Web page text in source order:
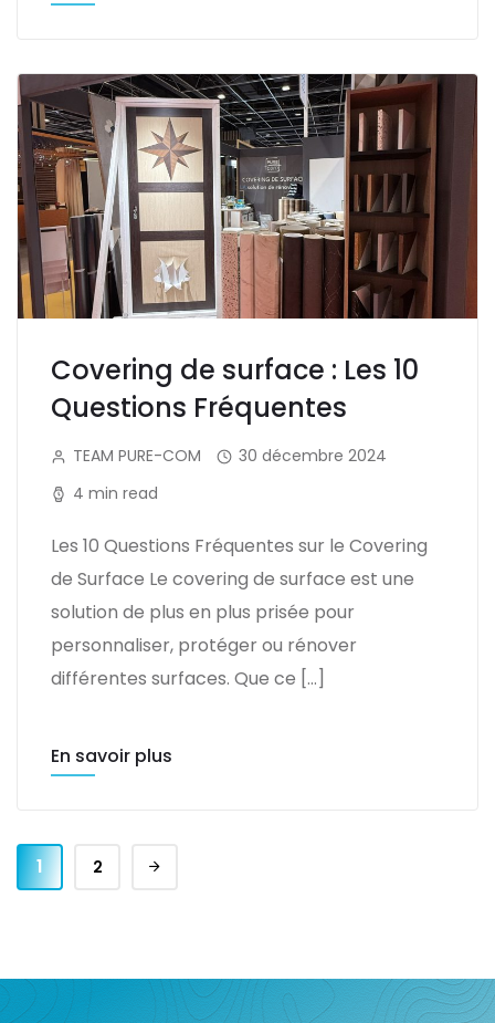
Covering de surface : Les 10
Questions Fréquentes
TEAM PURE-COM
30 décembre 2024
4 min read
Les 10 Questions Fréquentes sur le Covering
de Surface Le covering de surface est une
solution de plus en plus prisée pour
personnaliser, protéger ou rénover
différentes surfaces. Que ce […]
En savoir plus
1 2